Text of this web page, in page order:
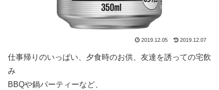
2019.12.05 2019.12.07
仕事帰りのいっぱい、夕食時のお供、友達を誘っての宅飲
み
BBQや鍋パーティーなど、